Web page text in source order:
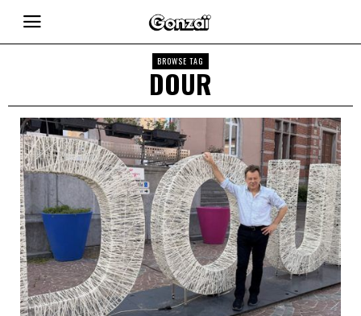
BROWSE TAG
DOUR